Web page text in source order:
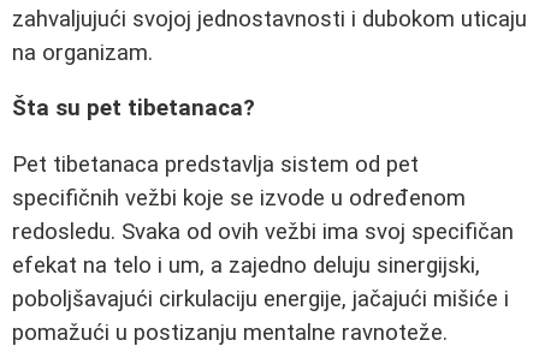
zahvaljujući svojoj jednostavnosti i dubokom uticaju
na organizam.
Šta su pet tibetanaca?
Pet tibetanaca predstavlja sistem od pet
specifičnih vežbi koje se izvode u određenom
redosledu. Svaka od ovih vežbi ima svoj specifičan
efekat na telo i um, a zajedno deluju sinergijski,
poboljšavajući cirkulaciju energije, jačajući mišiće i
pomažući u postizanju mentalne ravnoteže.